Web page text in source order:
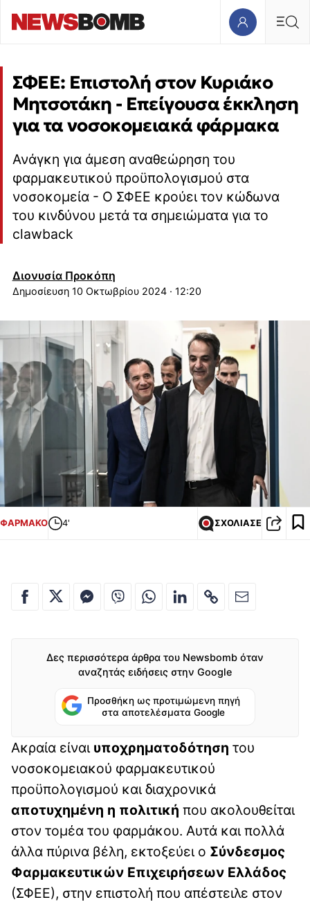
ΣΦΕΕ: Επιστολή στον Κυριάκο
Μητσοτάκη - Επείγουσα έκκληση
για τα νοσοκομειακά φάρμακα
Ανάγκη για άμεση αναθεώρηση του
φαρμακευτικού προϋπολογισμού στα
νοσοκομεία - Ο ΣΦΕΕ κρούει τον κώδωνα
του κινδύνου μετά τα σημειώματα για το
clawback
Διονυσία Προκόπη
10 Οκτωβρίου 2024 · 12:20
ΦΑΡΜΑΚΟ 4' ΣΧΟΛΙΑΣΕ
Δες περισσότερα άρθρα του Newsbomb όταν
αναζητάς ειδήσεις στην Google
Προσθήκη ως προτιμώμενη πηγή
στα αποτελέσματα Google
Ακραία είναι υποχρηματοδότηση του
νοσοκομειακού φαρμακευτικού
προϋπολογισμού και διαχρονικά
αποτυχημένη η πολιτική που ακολουθείται
στον τομέα του φαρμάκου. Αυτά και πολλά
άλλα πύρινα βέλη, εκτοξεύει ο Σύνδεσμος
Φαρμακευτικών Επιχειρήσεων Ελλάδος
(ΣΦΕΕ), στην επιστολή που απέστειλε στον